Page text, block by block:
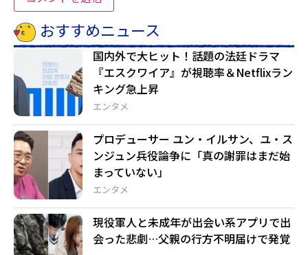
おすすめニュース
エンタメ
国内外で大ヒット！話題の法廷ドラマ
『エスクワイア』が視聴率＆Netflixラン
キング急上昇
エンタメ
プロデューサー ユン・イルサン、ユ・ス
ンジュン兵役論争に「真の謝罪はまだ始
まっていない」
現役軍人と未成年が出会い系アプリで出
会った悲劇…父親の行方不明届けで発覚